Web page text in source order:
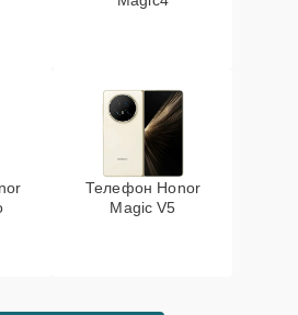
Телефон Honor
Magic V5